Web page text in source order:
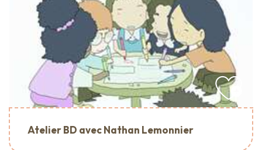
Atelier BD avec Nathan Lemonnier